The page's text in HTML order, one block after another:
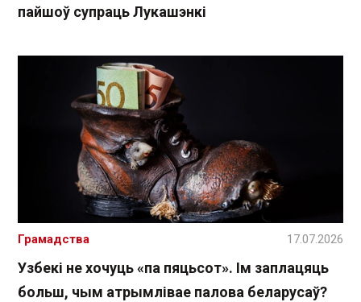
пайшоў супраць Лукашэнкі
Узбекі не хочуць «па пяцьсот». Ім заплацяць
больш, чым атрымлівае палова беларусаў?
Грамадства 17.07.2026